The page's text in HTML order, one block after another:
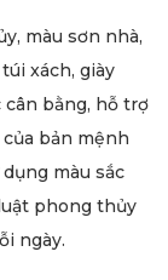
màu sơn nhà,
xách, giày
bằng, hỗ trợ
bản mệnh
màu sắc
phong thủy
ngày.